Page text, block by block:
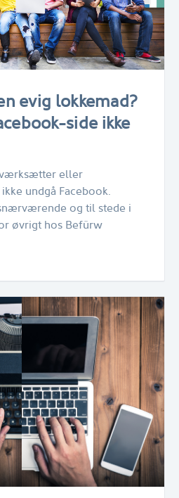
evig lokkemad?
side ikke
eller
undgå Facebook.
og til stede i
øvrigt hos Befürw